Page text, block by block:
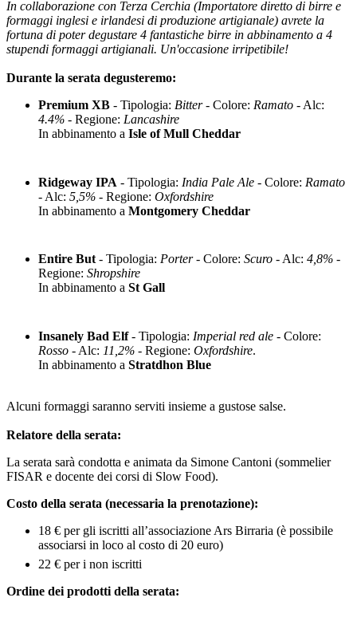
In collaborazione con Terza Cerchia (Importatore diretto di birre e
formaggi inglesi e irlandesi di produzione artigianale) avrete la
fortuna di poter degustare 4 fantastiche birre in abbinamento a 4
stupendi formaggi artigianali. Un'occasione irripetibile!
Durante la serata degusteremo:
Premium XB - Tipologia: Bitter- Colore: Ramato - Alc:
4.4% - Regione: Lancashire
In abbinamento a Isle of Mull Cheddar
Ridgeway IPA - Tipologia: India Pale Ale - Colore: Ramato
- Alc: 5,5% - Regione: Oxfordshire
In abbinamento a Montgomery Cheddar
Entire But - Tipologia: Porter- Colore: Scuro - Alc: 4,8% -
Regione: Shropshire
In abbinamento a St Gall
Insanely Bad Elf- Tipologia: Imperial red ale - Colore:
Rosso - Alc: 11,2% - Regione: Oxfordshire.
In abbinamento a Stratdhon Blue
Alcuni formaggi saranno serviti insieme a gustose salse.
Relatore della serata:
La serata sarà condotta e animata da Simone Cantoni (sommelier
FISAR e docente dei corsi di Slow Food).
Costo della serata (necessaria la prenotazione):
18 € per gli iscritti all’associazione Ars Birraria (è possibile
associarsi in loco al costo di 20 euro)
22 € per i non iscritti
Ordine dei prodotti della serata: